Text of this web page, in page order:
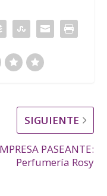
SIGUIENTE
PASEANTE:
Perfumería Rosy